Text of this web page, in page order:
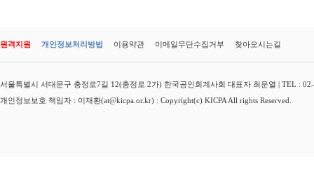
원격지원 개인정보처리방법 이용약관 이메일무단수집거부 찾아오시는길
서울특별시 서대문구 충정로7길 12(충정로 2가) 한국공인회계사회 대표자 최운열 | TEL :
개인정보보호 책임자 : 이재환(at@kicpa.or.kr) : Copyright(c) KICPA All rights Reserved.